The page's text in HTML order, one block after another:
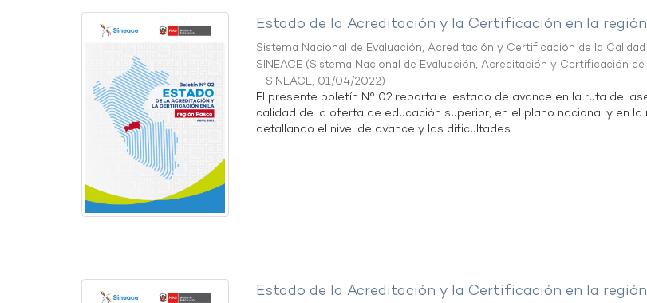
Estado de la Acreditación y la Certificación en la
Sistema Nacional de Evaluación, Acreditación y Certificación de la
SINEACE (Sistema Nacional de Evaluación, Acreditación y Certificación
- SINEACE, 01/04/2022)
El presente boletín N° 02 reporta el estado de avance en la ruta del
calidad de la oferta de educación superior, en el plano nacional y en la
detallando el nivel de avance y las dificultades ...
Estado de la Acreditación y la Certificación en la